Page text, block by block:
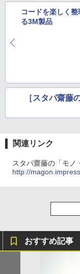
コードを楽しく整
る3M製品
［スタパ齋藤
関連リンク
スタパ齋藤の「モノ
http://
おすすめ記事